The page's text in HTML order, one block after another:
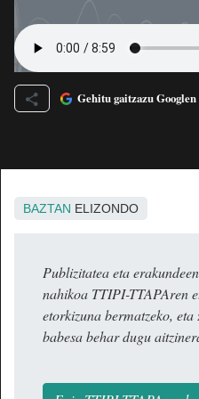
Gehitu gaitzazu Googlen
BAZTAN ELIZONDO
Publizitatea eta
nahikoa TTIPI-TTAPAren
etorkizuna bermatzeko,
babesa behar dugu